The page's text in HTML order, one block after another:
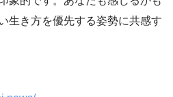
生き方を優先する姿勢に共感す